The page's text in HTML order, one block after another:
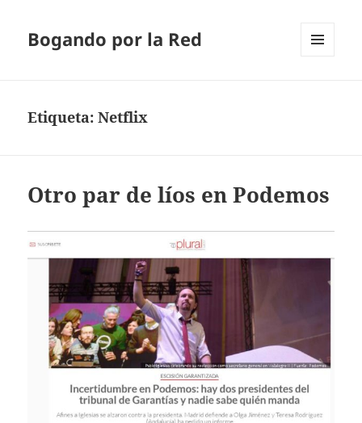
Bogando por la Red
Etiqueta:Netflix
Otro par de líos en Podemos